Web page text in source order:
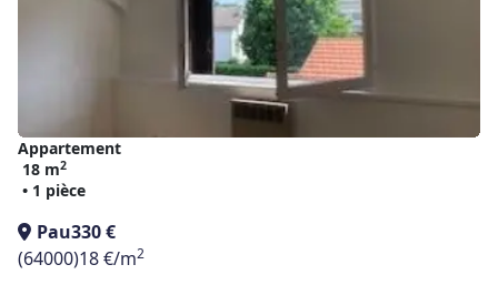
Appartement
18 m2
• 1 pièce
Pau330 €
(64000)18 €/m2